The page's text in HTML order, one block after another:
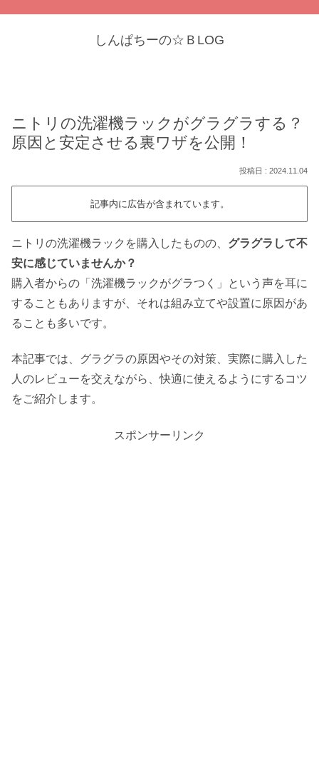
しんぱちーの☆ＢLOG
ニトリの洗濯機ラックがグラグラする？
原因と安定させる裏ワザを公開！
2024.11.04
記事内に広告が含まれています。
ニトリの洗濯機ラックを購入したものの、 グラグラして不
安に感じていませんか？
購入者からの「洗濯機ラックがグラつく」という声を耳に
することもありますが、それは組み立てや設置に原因があ
ることも多いです。
本記事では、グラグラの原因やその対策、実際に購入した
人のレビューを交えながら、快適に使えるようにするコツ
をご紹介します。
スポンサーリンク